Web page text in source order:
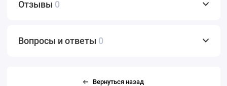
Отзывы 0
Вопросы и ответы 0
Вернуться назад